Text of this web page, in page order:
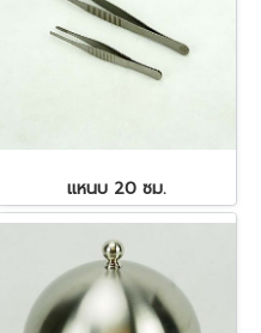
แหนบ 20 ซม.